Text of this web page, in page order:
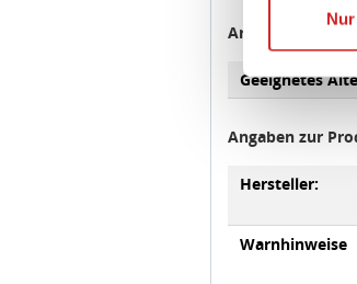
Geeignetes Alter
Angaben zur
Hersteller:
Warnhinweise